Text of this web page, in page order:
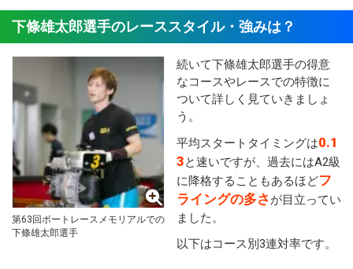
下條雄太郎選手のレーススタイル・強みは？
第63回ボートレースメモリアルでの
下條雄太郎選手
続いて下條雄太郎選手の得意
なコースやレースでの特徴に
ついて詳しく見ていきましょ
う。
平均スタートタイミングは0.1
3と速いですが、過去にはA2級
に降格することもあるほどフ
ライングの多さが目立ってい
ました。
以下はコース別3連対率です。